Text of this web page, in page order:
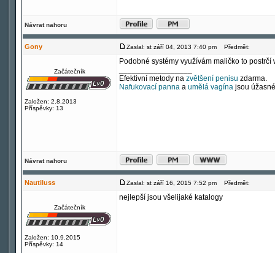
Návrat nahoru
Gony Zaslal: st září 04, 2013 7:40 pm Předmět:
Začátečník
Založen: 2.8.2013
Příspěvky: 13
Podobné systémy využívám maličko to
Efektivní metody na zvětšení penisu zdarma.
Nafukovací panna a umělá vagína jsou
Návrat nahoru
Nautiluss Zaslal: st září 16, 2015 7:52 pm Předmět:
Začátečník
Založen: 10.9.2015
Příspěvky: 14
nejlepší jsou všelijaké katalogy